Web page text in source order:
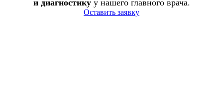
и диагностикуу нашего главного врача.
Оставить заявку